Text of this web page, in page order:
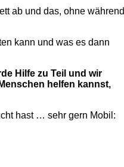
ab und das, ohne während
kann und was es dann
Hilfe zu Teil und wir
helfen kannst,
hast … sehr gern Mobil: